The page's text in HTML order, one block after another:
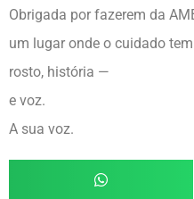
Obrigada por fazerem da
um lugar onde o cuidado
rosto, história —
e voz.
A sua voz.